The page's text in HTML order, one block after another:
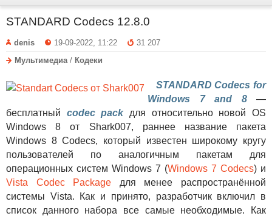
STANDARD Codecs 12.8.0
denis 19-09-2022, 11:22
31 207
Мультимедиа / Кодеки
STANDARD Codecs for
Windows 7 and 8—
бесплатный codec packдля относительно новой OS
Windows 8 от Shark007, раннее название пакета
Windows 8 Codecs, который известен широкому кругу
пользователей по аналогичным пакетам для
операционных систем Windows 7 (Windows 7 Codecs) и
Vista Codec Package для менее распространённой
системы Vista. Как и принято, разработчик включил в
список данного набора все самые необходимые. Как